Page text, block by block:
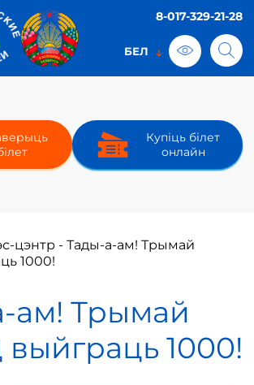
8-017-329-21-28
Купіць білет
онлайн
цэнтр - Тады-а-ам! Трымай
1000!
ам! Трымай
1000!